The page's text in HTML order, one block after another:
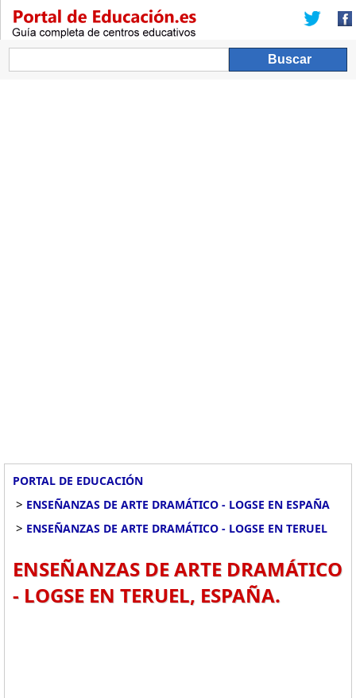
PORTAL DE EDUCACIÓN
> ENSEÑANZAS DE ARTE DRAMÁTICO - LOGSE EN ESPAÑA
> ENSEÑANZAS DE ARTE DRAMÁTICO - LOGSE EN TERUEL
ENSEÑANZAS DE ARTE DRAMÁTICO
- LOGSE EN TERUEL, ESPAÑA.